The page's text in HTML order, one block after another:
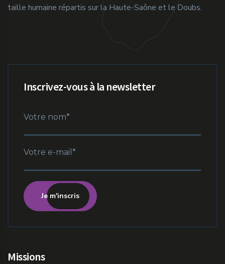
taille humaine répartis sur la Haute-Saône et le Doubs.
Inscrivez-vous à la newsletter
Je m'inscris
Missions